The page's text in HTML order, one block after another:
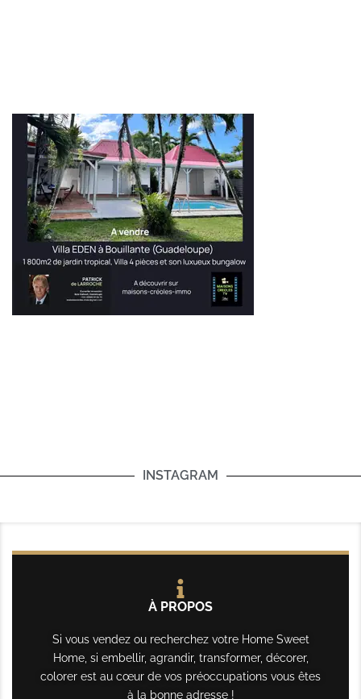
INSTAGRAM
À PROPOS
Si vous vendez ou recherchez votre Home Sweet
Home, si embellir, agrandir, transformer, décorer,
colorer est au cœur de vos préoccupations vous êtes
à la bonne adresse !